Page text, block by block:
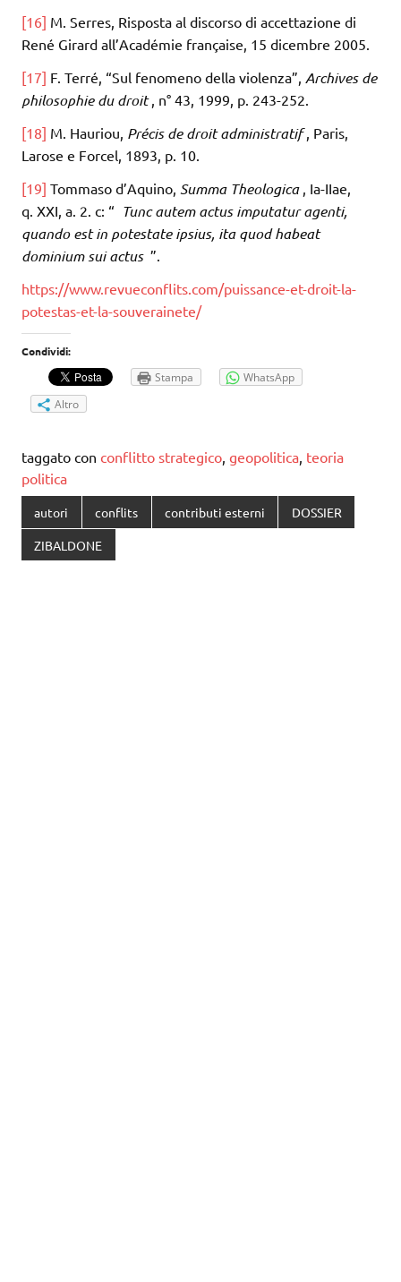
[16] M. Serres, Risposta al discorso di accettazione di
René Girard all’Académie française, 15 dicembre 2005.
[17] F. Terré, “Sul fenomeno della violenza”, Archives de
philosophie du droit, n° 43, 1999, p. 243-252.
[18] M. Hauriou, Précis de droit administratif, Paris,
Larose e Forcel, 1893, p. 10.
[19] Tommaso d’Aquino, Summa Theologica, Ia-IIae,
q. XXI, a. 2. c: “ Tunc autem actus imputatur agenti,
quando est in potestate ipsius, ita quod habeat
dominium sui actus”.
https://www.revueconflits.com/puissance-et-droit-la-
potestas-et-la-souverainete/
Condividi:
Stampa
WhatsApp
Altro
taggato con conflitto strategico, geopolitica, teoria
politica
autori conflits contributi esterni DOSSIER
ZIBALDONE